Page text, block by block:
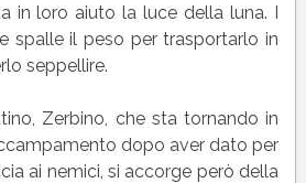
in loro aiuto la luce della luna. I
spalle il peso per trasportarlo in
seppellire.
Zerbino, che sta tornando in
dopo aver dato per
ai nemici, si accorge però della